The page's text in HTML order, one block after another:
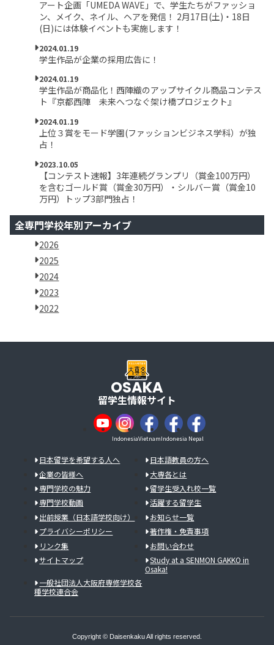
アート企画「UMEDA WAVE」で、学生たちがファッショ
ン、メイク、ネイル、ヘアを発信！ 2月17日(土)・18日
(日)には体験イベントも実施します！
2024.01.19
学生作品が企業の採用広告に！
2024.01.19
学生作品が商品化！西陣織のアップサイクル商品コンテス
ト『京都西陣 未来へつなぐ架け橋プロジェクト』
2024.01.19
上位３賞をモード学園(ファッションビジネス学科）が独
占！
2023.10.05
【コンテスト速報】3年連続グランプリ（賞金100万円）
を含むゴールド賞（賞金30万円）・シルバー賞（賞金10
万円）トップ3部門独占！
全専門学校年別アーカイブ
2026
2025
2024
2023
2022
OSAKA
留学生情報サイト
IndonesiaVietnamIndonesia Nepal
日本留学を希望する人へ
日本語教員の方へ
企業の皆様へ
大専各とは
専門学校の魅力
留学生受入れ校一覧
専門学校動画
活躍する留学生
出前授業（日本語学校向け）
お知らせ一覧
プライバシーポリシー
著作権・免責事項
リンク集
お問い合わせ
サイトマップ
Study at a SENMON GAKKO in
Osaka!
一般社団法人大阪府専修学校各
種学校連合会
Copyright © Daisenkaku All rights reserved.